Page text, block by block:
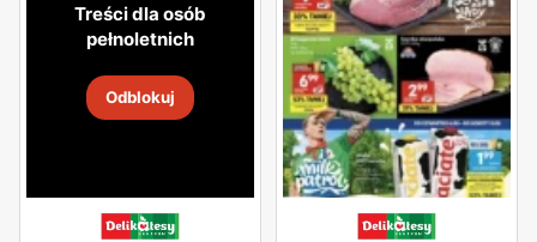
potrzebnego dla Ciebie produktu.
W asortymencie dostępne są artykuły spożywcze oraz
chemia gospodarcza od pewnych producentów, którzy
gwarantują Ci dobrą jakość swoich produktów. Świeże
chrupiące pieczywo, smaczne owoce i warzywa, wyborne
mięsa oraz ryby - to wszystko znajdziesz w Delikatesach
Treści dla osób
pełnoletnich
Odblokuj